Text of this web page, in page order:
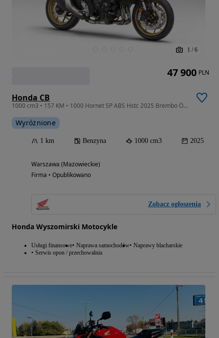
1 / 6
Honda CB
1000 cm3 • 157 KM • 1000 Hornet SP ABS Hstc 2025 Brembo Öhlins Quickshifter
Wyróżnione
1 km Benzyna 1000 cm3 2025
Warszawa (Mazowieckie)
Firma • Opublikowano
Zobacz ogłoszenia
Honda Wyszomirski Motocykle
Usługi finansowe Naprawa samochodów Naprawy blacharskie
Serwis opon / przechowalnia
47 900 PLN